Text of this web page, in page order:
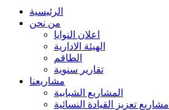
الرئيسية
من نحن
اعلان النوايا
الهيئة الادارية
الطاقم
تقارير سنوية
مشاريعنا
المشاريع الشبابية
مشاريع تعزيز القيادة النسائية